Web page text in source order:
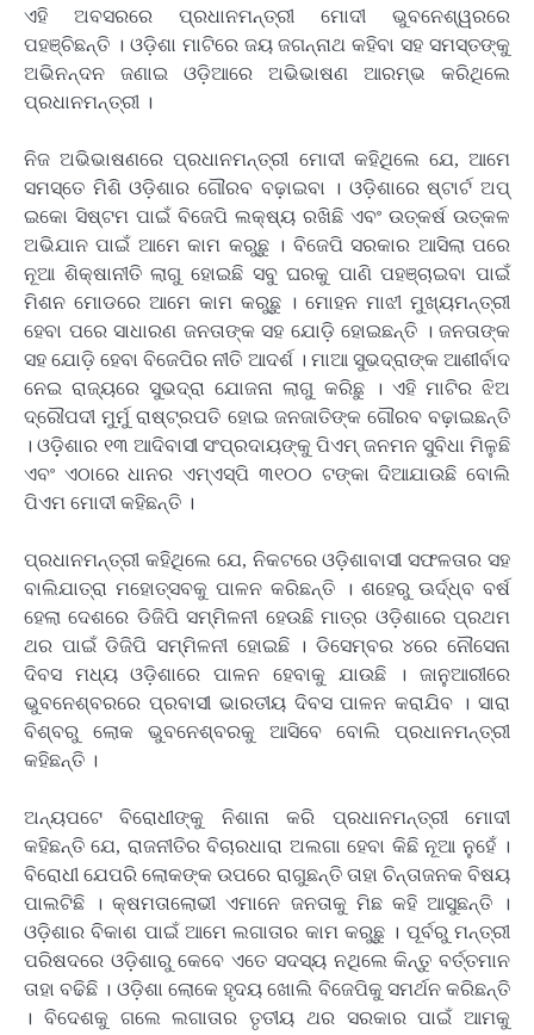
ଏହି ଅବସରରେ ପ୍ରଧାନମନ୍ତ୍ରୀ ମୋଦୀ ଭୁବନେଶ୍ୱରରେ
ପହଞ୍ଚିଛନ୍ତି । ଓଡ଼ିଶା ମାଟିରେ ଜୟ ଜଗନ୍ନାଥ କହିବା ସହ ସମସ୍ତଙ୍କୁ
ଅଭିନନ୍ଦନ ଜଣାଇ ଓଡ଼ିଆରେ ଅଭିଭାଷଣ ଆରମ୍ଭ କରିଥିଲେ
ପ୍ରଧାନମନ୍ତ୍ରୀ ।
ନିଜ ଅଭିଭାଷଣରେ ପ୍ରଧାନମନ୍ତ୍ରୀ ମୋଦୀ କହିଥିଲେ ଯେ, ଆମେ
ସମସ୍ତେ ମିଶି ଓଡ଼ିଶାର ଗୌରବ ବଢ଼ାଇବା । ଓଡ଼ିଶାରେ ଷ୍ଟାର୍ଟ ଅପ୍
ଇକୋ ସିଷ୍ଟମ ପାଇଁ ବିଜେପି ଲକ୍ଷ୍ୟ ରଖିଛି ଏବଂ ଉତ୍କର୍ଷ ଉତ୍କଳ
ଅଭିଯାନ ପାଇଁ ଆମେ କାମ କରୁଛୁ । ବିଜେପି ସରକାର ଆସିଲା ପରେ
ନୂଆ ଶିକ୍ଷାନୀତି ଲାଗୁ ହୋଇଛି ସବୁ ଘରକୁ ପାଣି ପହଞ୍ଚାଇବା ପାଇଁ
ମିଶନ ମୋଡରେ ଆମେ କାମ କରୁଛୁ । ମୋହନ ମାଝୀ ମୁଖ୍ୟମନ୍ତ୍ରୀ
ହେବା ପରେ ସାଧାରଣ ଜନତାଙ୍କ ସହ ଯୋଡ଼ି ହୋଇଛନ୍ତି । ଜନତାଙ୍କ
ସହ ଯୋଡ଼ି ହେବା ବିଜେପିର ନୀତି ଆଦର୍ଶ । ମାଆ ସୁଭଦ୍ରାଙ୍କ ଆଶୀର୍ବାଦ
ନେଇ ରାଜ୍ୟରେ ସୁଭଦ୍ରା ଯୋଜନା ଲାଗୁ କରିଛୁ । ଏହି ମାଟିର ଝିଅ
ଦ୍ରୌପଦୀ ମୁର୍ମୁ ରାଷ୍ଟ୍ରପତି ହୋଇ ଜନଜାତିଙ୍କ ଗୌରବ ବଢ଼ାଇଛନ୍ତି
। ଓଡ଼଼ିଶାର ୧୩ ଆଦିବାସୀ ସଂପ୍ରଦାୟଙ୍କୁ ପିଏମ୍ ଜନମନ ସୁବିଧା ମିଳୁଛି
ଏବଂ ଏଠାରେ ଧାନର ଏମ୍ଏସ୍‌ପି ୩୧୦୦ ଟଙ୍କା ଦିଆଯାଉଛି ବୋଲି
ପିଏମ ମୋଦୀ କହିଛନ୍ତି ।
ପ୍ରଧାନମନ୍ତ୍ରୀ କହିଥିଲେ ଯେ, ନିକଟରେ ଓଡ଼ିଶାବାସୀ ସଫଳତାର ସହ
ବାଲିଯାତ୍ରା ମହୋତ୍ସବକୁ ପାଳନ କରିଛନ୍ତି । ଶହେରୁ ଊର୍ଦ୍ଧ୍ବ ବର୍ଷ
ହେଲା ଦେଶରେ ଡିଜିପି ସମ୍ମିଳନୀ ହେଉଛି ମାତ୍ର ଓଡ଼ିଶାରେ ପ୍ରଥମ
ଥର ପାଇଁ ଡିଜିପି ସମ୍ମିଳନୀ ହୋଇଛି । ଡିସେମ୍ବର ୪ରେ ନୌସେନା
ଦିବସ ମଧ୍ୟ ଓଡ଼ିଶାରେ ପାଳନ ହେବାକୁ ଯାଉଛି । ଜାନୁଆରୀରେ
ଭୁବନେଶ୍ବରରେ ପ୍ରବାସୀ ଭାରତୀୟ ଦିବସ ପାଳନ କରାଯିବ । ସାରା
ବିଶ୍ବରୁ ଲୋକ ଭୁବନେଶ୍ବରକୁ ଆସିବେ ବୋଲି ପ୍ରଧାନମନ୍ତ୍ରୀ
କହିଛନ୍ତି ।
ଅନ୍ୟପଟେ ବିରୋଧୀଙ୍କୁ ନିଶାନା କରି ପ୍ରଧାନମନ୍ତ୍ରୀ ମୋଦୀ
କହିଛନ୍ତି ଯେ, ରାଜନୀତିର ବିଚାରଧାରା ଅଲଗା ହେବା କିଛି ନୂଆ ନୁହେଁ ।
ବିରୋଧୀ ଯେପରି ଲୋକଙ୍କ ଉପରେ ରାଗୁଛନ୍ତି ତାହା ଚିନ୍ତାଜନକ ବିଷୟ
ପାଲଟିଛି । କ୍ଷମତାଲୋଭୀ ଏମାନେ ଜନତାକୁ ମିଛ କହି ଆସୁଛନ୍ତି ।
ଓଡ଼ିଶାର ବିକାଶ ପାଇଁ ଆମେ ଲଗାତାର କାମ କରୁଛୁ । ପୂର୍ବରୁ ମନ୍ତ୍ରୀ
ପରିଷଦରେ ଓଡ଼ିଶାରୁ କେବେ ଏତେ ସଦସ୍ୟ ନଥିଲେ କିନ୍ତୁ ବର୍ତ୍ତମାନ
ତାହା ବଢିଛି । ଓଡ଼ିଶା ଲୋକେ ହୃଦୟ ଖୋଲି ବିଜେପିକୁ ସମର୍ଥନ କରିଛନ୍ତି
। ବିଦେଶକୁ ଗଲେ ଲଗାତାର ତୃତୀୟ ଥର ସରକାର ପାଇଁ ଆମକୁ